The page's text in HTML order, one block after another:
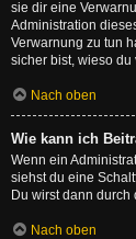
sie dir eine
Administration
Verwarnung zu tun
sicher bist, wieso du
Nach oben
Wie kann ich
Wenn ein
siehst du eine
Du wirst dann
Nach oben